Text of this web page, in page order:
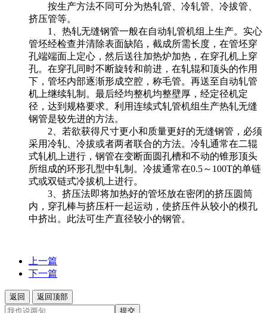
按生产方法不同可分为热轧管、冷轧管、冷拔管、
挤压管等。
1、热轧无缝钢管一般在自动轧管机组上生产。实心
管坯经检查并清除表面缺陷，截成所需长度，在管坯穿
孔端端面上定心，然后送往加热炉加热，在穿孔机上穿
孔。在穿孔同时不断旋转和前进，在轧辊和顶头的作用
下，管坯内部逐渐形成空腔，称毛管。再送至自动轧管
机上继续轧制。最后经均整机均整壁厚，经定径机定
径，达到规格要求。利用连续式轧管机组生产热轧无缝
钢管是较先进的方法。
2、若欲获得尺寸更小和质量更好的无缝钢管，必须
采用冷轧、冷拔或者两者联合的方法。冷轧通常在二辊
式轧机上进行，钢管在变断面圆孔槽和不动的锥形顶头
所组成的环形孔型中轧制。冷拔通常在0.5～100T的单链
式或双链式冷拔机上进行。
3、挤压法即将加热好的管坯放在密闭的挤压圆筒
内，穿孔棒与挤压杆一起运动，使挤压件从较小的模孔
中挤出。此法可生产直径较小的钢管。
上一篇
下一篇
返回
返回顶部
提交